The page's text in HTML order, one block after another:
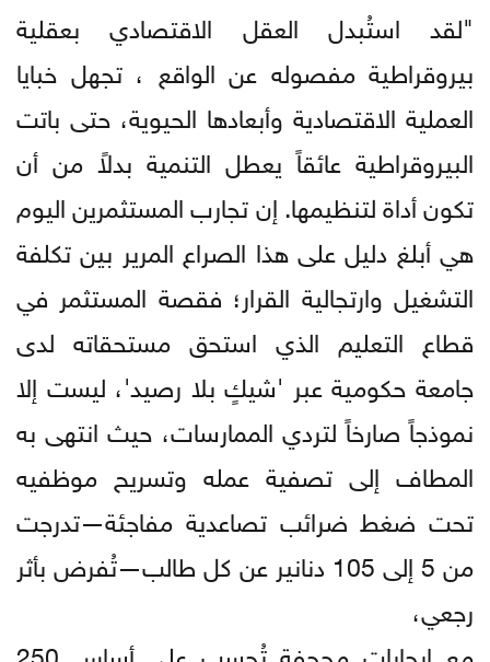
"لقد استُبدل العقل الاقتصادي بعقلية
بيروقراطية مفصوله عن الواقع ، تجهل خبايا
العملية الاقتصادية وأبعادها الحيوية، حتى باتت
البيروقراطية عائقاً يعطل التنمية بدلاً من أن
تكون أداة لتنظيمها. إن تجارب المستثمرين اليوم
هي أبلغ دليل على هذا الصراع المرير بين تكلفة
التشغيل وارتجالية القرار؛ فقصة المستثمر في
قطاع التعليم الذي استحق مستحقاته لدى
جامعة حكومية عبر 'شيكٍ بلا رصيد'، ليست إلا
نموذجاً صارخاً لتردي الممارسات، حيث انتهى به
المطاف إلى تصفية عمله وتسريح موظفيه
تحت ضغط ضرائب تصاعدية مفاجئة—تدرجت
من 5 إلى 105 دنانير عن كل طالب—تُفرض بأثر
رجعي،
مع إيجاراتٍ مجحفة تُحسب على أساس 250